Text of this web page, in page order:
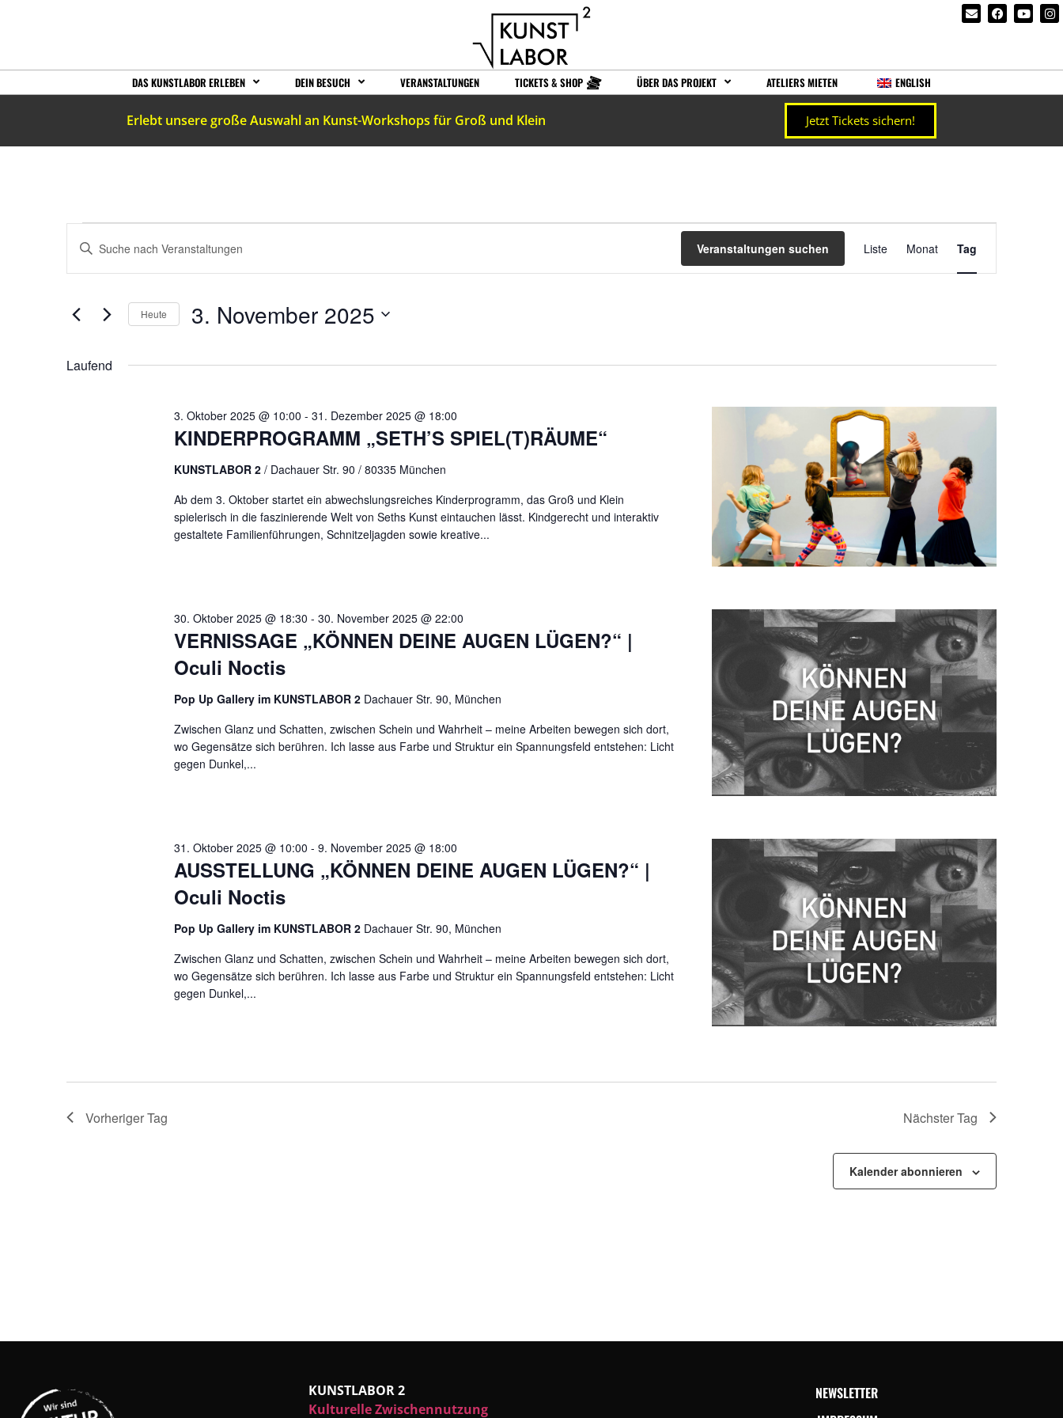
DAS KUNSTLABOR ERLEBEN DEIN BESUCH VERANSTALTUNGEN TICKETS & SHOP ÜBER DAS PROJEKT ATELIERS MIETEN ENGLISH
Erlebt unsere große Auswahl an Kunst-Workshops für Groß und Klein Jetzt Tickets sichern!
VERANSTALTUNGEN
SUCHE
UND
ANSICHTEN,
Bitte
Schlüsselwort
Suche
Veranstaltungen
Schlüsselwort.
Veranstaltungen suchen
Veranstaltung
Ansichten-
Liste Monat Tag
Heute 3. November 2025
Laufend
KINDERPROGRAMM „SETH’S SPIEL(T)RÄUME“
3. Oktober 2025 @ 10:00 - 31. Dezember 2025 @ 18:00
KUNSTLABOR 2 / Dachauer Str. 90 / 80335 München
Ab dem 3. Oktober startet ein abwechslungsreiches Kinderprogramm, das Groß und Klein
spielerisch in die faszinierende Welt von Seths Kunst eintauchen lässt. Kindgerecht und interaktiv
gestaltete Familienführungen, Schnitzeljagden sowie kreative...
VERNISSAGE „KÖNNEN DEINE AUGEN LÜGEN?“ |
Oculi Noctis
30. Oktober 2025 @ 18:30 - 30. November 2025 @ 22:00
Pop Up Gallery im KUNSTLABOR 2 Dachauer Str. 90, München
Zwischen Glanz und Schatten, zwischen Schein und Wahrheit – meine Arbeiten bewegen sich dort,
wo Gegensätze sich berühren. Ich lasse aus Farbe und Struktur ein Spannungsfeld entstehen: Licht
gegen Dunkel,...
AUSSTELLUNG „KÖNNEN DEINE AUGEN LÜGEN?“ |
Oculi Noctis
31. Oktober 2025 @ 10:00 - 9. November 2025 @ 18:00
Pop Up Gallery im KUNSTLABOR 2 Dachauer Str. 90, München
Zwischen Glanz und Schatten, zwischen Schein und Wahrheit – meine Arbeiten bewegen sich dort,
wo Gegensätze sich berühren. Ich lasse aus Farbe und Struktur ein Spannungsfeld entstehen: Licht
gegen Dunkel,...
Vorheriger Tag Nächster Tag
Kalender abonnieren
KUNSTLABOR 2
Kulturelle Zwischennutzung
NEWSLETTER